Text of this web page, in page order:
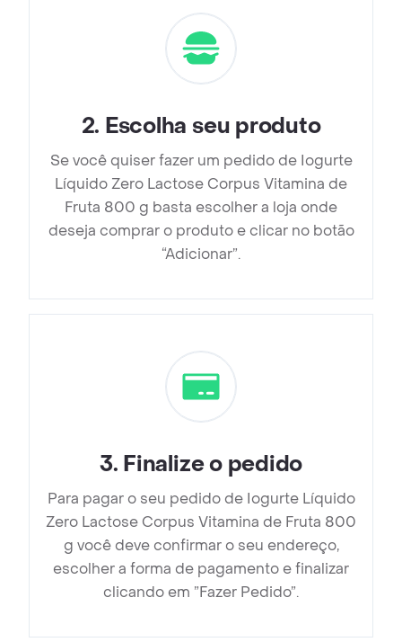
2. Escolha seu produto
Se você quiser fazer um pedido de Iogurte
Líquido Zero Lactose Corpus Vitamina de
Fruta 800 g basta escolher a loja onde
deseja comprar o produto e clicar no botão
“Adicionar”.
3. Finalize o pedido
Para pagar o seu pedido de Iogurte Líquido
Zero Lactose Corpus Vitamina de Fruta 800
g você deve confirmar o seu endereço,
escolher a forma de pagamento e finalizar
clicando em ”Fazer Pedido”.